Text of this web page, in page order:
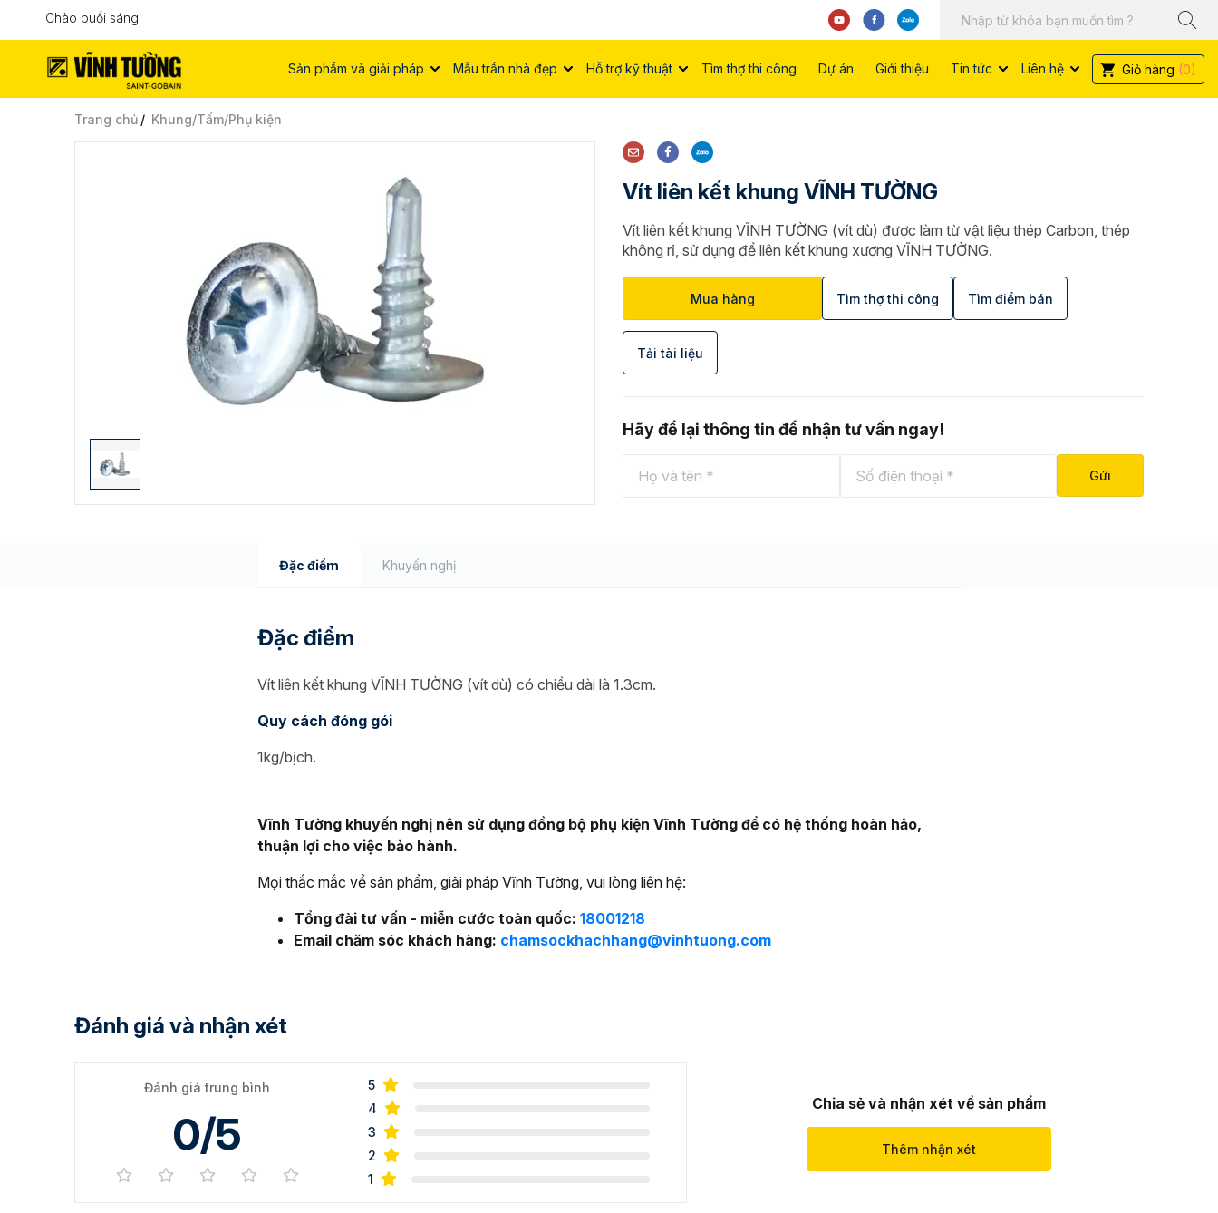
Sản phẩm và giải pháp Mẫu trần nhà đẹp Hỗ trợ kỹ thuật Tìm thợ thi công Dự án Giới thiệu Tin tức Liên hệ Giỏ hàng (0)
Chào buổi sáng!
Trang chủ Khung/Tấm/Phụ kiện
Vít liên kết khung VĨNH TƯỜNG
Vít liên kết khung VĨNH TƯỜNG (vít dù) được làm từ vật liệu thép Carbon, thép
không rỉ, sử dụng để liên kết khung xương VĨNH TƯỜNG.
Mua hàng Tìm thợ thi công Tìm điểm bán
Tải tài liệu
Hãy để lại thông tin để nhận tư vấn ngay!
Đặc điểm Khuyến nghị
Đặc điểm
Vít liên kết khung VĨNH TƯỜNG (vít dù) có chiều dài là 1.3cm.
Quy cách đóng gói
1kg/bịch.
Vĩnh Tường khuyến nghị nên sử dụng đồng bộ phụ kiện Vĩnh Tường để có hệ thống hoàn hảo,
thuận lợi cho việc bảo hành.
Mọi thắc mắc về sản phẩm, giải pháp Vĩnh Tường, vui lòng liên hệ:
Tổng đài tư vấn - miễn cước toàn quốc: 18001218
Email chăm sóc khách hàng: chamsockhachhang@vinhtuong.com
Đánh giá và nhận xét
Đánh giá trung bình
0/5
5
4
3
2
1
Chia sẻ và nhận xét về sản phẩm
Thêm nhận xét